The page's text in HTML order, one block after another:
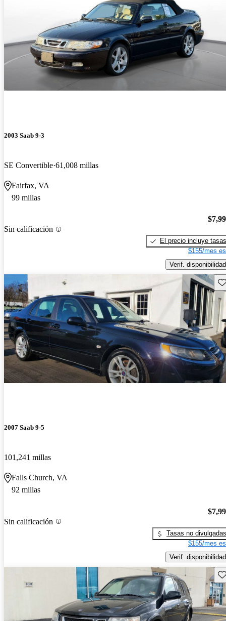
2003 Saab 9-3
SE Convertible 61,008 millas
Fairfax, VA
99 millas
Sin calificación
El precio incluye tasas
$155/mes
Verif. disponibilidad
2007 Saab 9-5
101,241 millas
Falls Church, VA
92 millas
Sin calificación
Tasas no divulgadas
$155/mes
Verif. disponibilidad